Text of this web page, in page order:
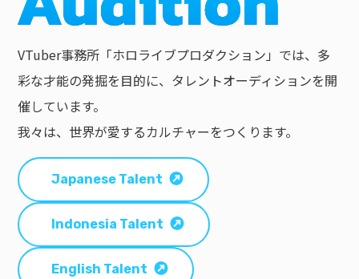
VTuber事務所「ホロライブプロダクション」では、多
彩な才能の発掘を目的に、タレントオーディションを開
催しています。
我々は、世界が愛するカルチャーをつくります。
Japanese Talent
Indonesia Talent
English Talent